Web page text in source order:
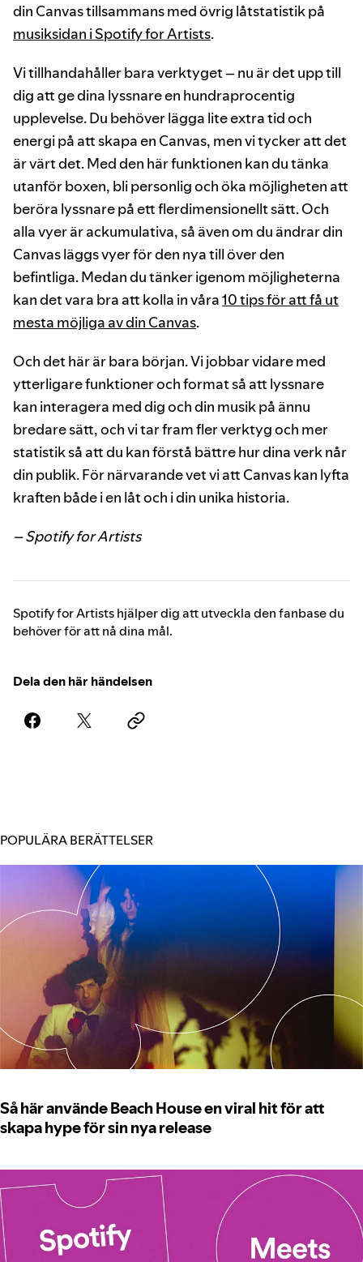
din Canvas tillsammans med övrig låtstatistik på
musiksidan i Spotify for Artists.
Vi tillhandahåller bara verktyget – nu är det upp till
dig att ge dina lyssnare en hundraprocentig
upplevelse. Du behöver lägga lite extra tid och
energi på att skapa en Canvas, men vi tycker att det
är värt det. Med den här funktionen kan du tänka
utanför boxen, bli personlig och öka möjligheten att
beröra lyssnare på ett flerdimensionellt sätt. Och
alla vyer är ackumulativa, så även om du ändrar din
Canvas läggs vyer för den nya till över den
befintliga. Medan du tänker igenom möjligheterna
kan det vara bra att kolla in våra10 tips för att få ut
mesta möjliga av din Canvas.
Och det här är bara början. Vi jobbar vidare med
ytterligare funktioner och format så att lyssnare
kan interagera med dig och din musik på ännu
bredare sätt, och vi tar fram fler verktyg och mer
statistik så att du kan förstå bättre hur dina verk når
din publik. För närvarande vet vi att Canvas kan lyfta
kraften både i en låt och i din unika historia.
– Spotify for Artists
Spotify for Artists hjälper dig att utveckla den fanbase du
behöver för att nå dina mål.
Dela den här händelsen
POPULÄRA BERÄTTELSER
Så här använde Beach House en viral hit för att
skapa hype för sin nya release